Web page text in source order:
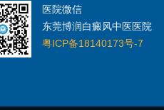
医院微信
东莞博润白癜风中医医院
粤ICP备18140173号-7